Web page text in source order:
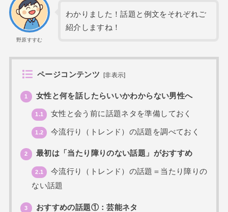
野原すすむ
わかりました！話題と例文をそれぞれご
紹介しますね！
ページコンテンツ [非表示]
1 女性と何を話したらいいかわからない男性へ
1.1 女性と会う前に話題ネタを準備しておく
1.2 今流行り（トレンド）の話題を調べておく
2 最初は「当たり障りのない話題」がおすすめ
2.1
今流行り（トレンド）の話題＝当たり障りの
ない話題
3 おすすめの話題①：芸能ネタ